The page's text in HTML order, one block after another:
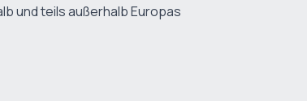
und teils außerhalb Europas